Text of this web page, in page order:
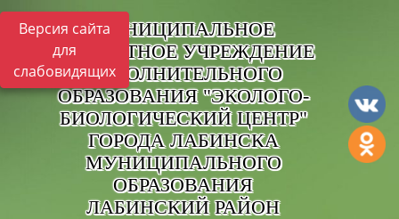
Версия сайта
для
слабовидящих
МУНИЦИПАЛЬНОЕ
БЮДЖЕТНОЕ УЧРЕЖДЕНИЕ
ДОПОЛНИТЕЛЬНОГО
ОБРАЗОВАНИЯ "ЭКОЛОГО-
БИОЛОГИЧЕСКИЙ ЦЕНТР"
ГОРОДА ЛАБИНСКА
МУНИЦИПАЛЬНОГО
ОБРАЗОВАНИЯ
ЛАБИНСКИЙ РАЙОН